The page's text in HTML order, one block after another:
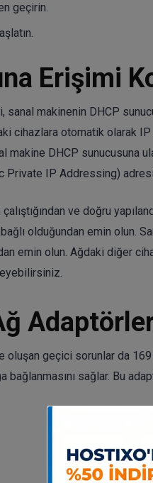
geçirin.
Erişimi
sanal makinenin DHCP
cihazlara otomatik olarak
makine DHCP sunucusuna
Private IP Addressing)
ve doğru
olduğundan emin olun.
emin olun. Ağdaki diğer
geçici sorunlar da
sağlar. Bu